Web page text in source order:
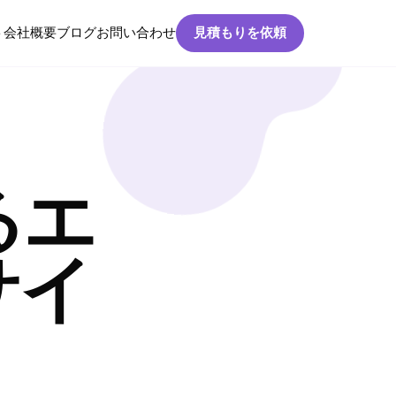
会社概要ブログお問い合わせ 見積もりを依頼
エ